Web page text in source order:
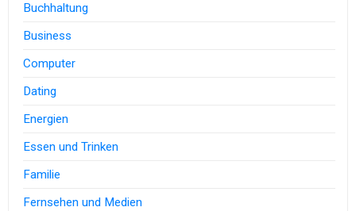
Buchhaltung
Business
Computer
Dating
Energien
Essen und Trinken
Familie
Fernsehen und Medien